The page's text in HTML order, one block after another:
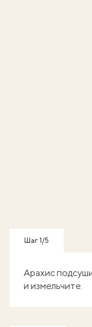
Шаг 1/5
Арахис
и измельчите.